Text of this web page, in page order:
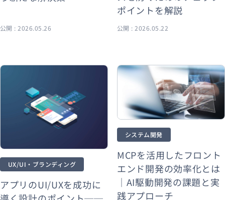
公開 : 2026.05.26
ポイントを解説
公開 : 2026.05.22
UX/UI・ブランディング
アプリのUI/UXを成功に
システム開発
MCPを活用したフロント
エンド開発の効率化とは
｜AI駆動開発の課題と実
践アプローチ